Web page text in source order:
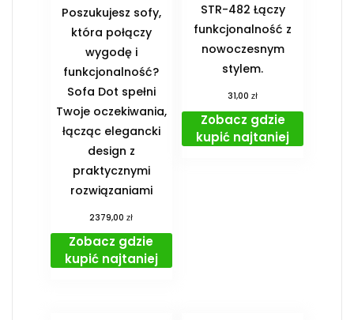
Poszukujesz sofy,
która połączy
wygodę i
funkcjonalność?
Sofa Dot spełni
Twoje oczekiwania,
łącząc elegancki
design z
praktycznymi
rozwiązaniami
2379,00zł
Zobacz gdzie
kupić najtaniej
STR-482 Łączy
funkcjonalność z
nowoczesnym
stylem.
31,00zł
Zobacz gdzie
kupić najtaniej